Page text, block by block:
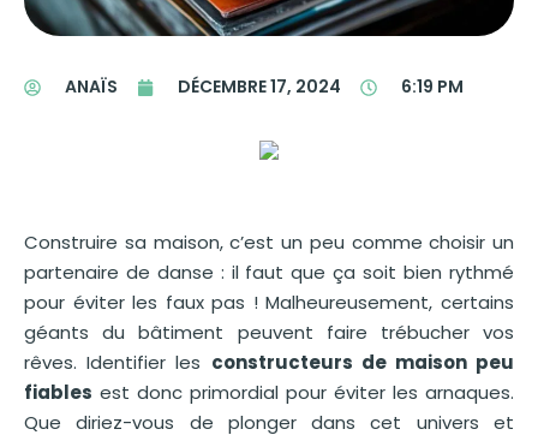
ANAÏS DÉCEMBRE 17, 2024 6:19 PM
Construire sa maison, c’est un peu comme choisir un
partenaire de danse : il faut que ça soit bien rythmé
pour éviter les faux pas ! Malheureusement, certains
géants du bâtiment peuvent faire trébucher vos
rêves. Identifier les constructeurs de maison peu
fiables est donc primordial pour éviter les arnaques.
Que diriez-vous de plonger dans cet univers et